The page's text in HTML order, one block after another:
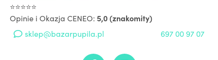
⭐⭐⭐⭐⭐
Opinie i Okazja CENEO: 5,0 (znakomity)
sklep@bazarpupila.pl
697 00 97 07